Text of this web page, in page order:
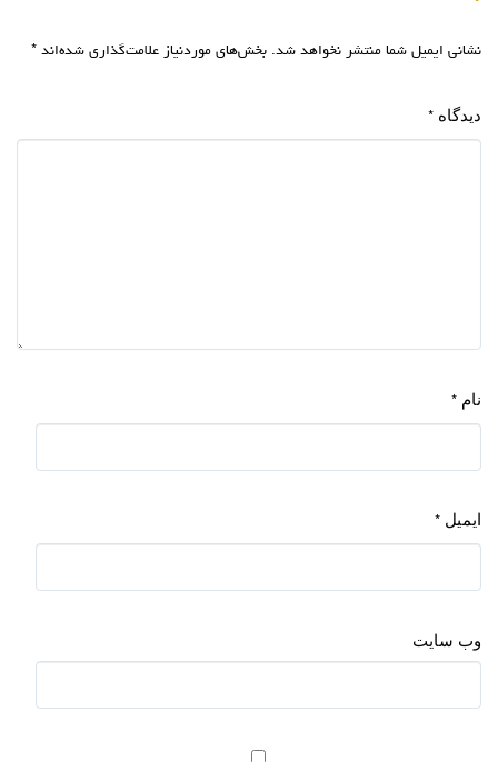
نشانی ایمیل شما منتشر نخواهد شد. بخش‌های موردنیاز علامت‌گذاری شده‌اند *
دیدگاه *
نام *
ایمیل *
وب‌ سایت